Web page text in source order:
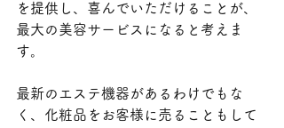
を提供し、喜んでいただけることが、
最大の美容サービスになると考えま
す。
最新のエステ機器があるわけでもな
く、化粧品をお客様に売ることもして